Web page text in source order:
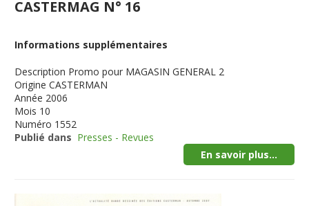
CASTERMAG N° 16
Informations supplémentaires
Description Promo pour MAGASIN GENERAL 2
Origine CASTERMAN
Année 2006
Mois 10
Numéro 1552
Publié dans Presses - Revues
En savoir plus...